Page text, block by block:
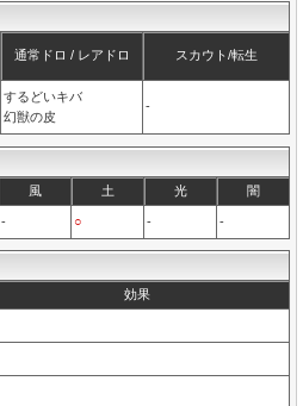
通常ドロ / レアドロ スカウト/転生
するどいキバ
幻獣の皮
-
風 土 光 闇
- ○ - -
効果